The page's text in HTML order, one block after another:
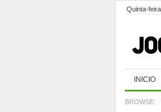
Quinta-
INICIO
BROWSE: